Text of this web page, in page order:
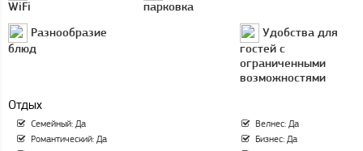
WiFi
парковка
Разнообразие
блюд
Удобства для
гостей с
ограниченными
возможностями
Отдых
Семейный: Да
Романтический: Да
Велнес: Да
Бизнес: Да